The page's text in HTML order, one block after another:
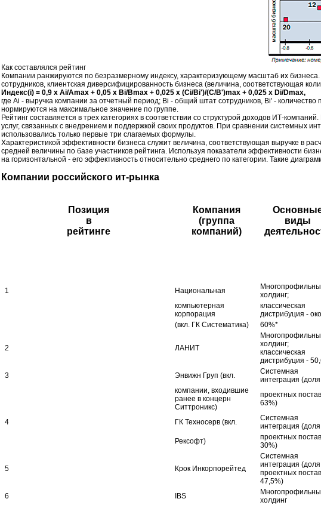
Как составлялся рейтинг
Компании ранжируются по безразмерному индексу, характеризующему масштаб их
сотрудников, клиентская диверсифицированность бизнеса (величина, соответствующая
Индекс(i) = 0,9 х Ai/Amax + 0,05 х Bi/Bmax + 0,025 х (Ci/Bi')/(C/B')max + 0,025 х Di/Dmax,
где Ai - выручка компании за отчетный период; Bi - общий штат сотрудников, Bi' -
нормируются на максимальное значение по группе.
Рейтинг составляется в трех категориях в соответствии со структурой доходов ИТ-
услуг, связанных с внедрением и поддержкой своих продуктов. При сравнении системных
использовались только первые три слагаемых формулы.
Характеристикой эффективности бизнеса служит величина, соответствующая выручке в
средней величины по базе участников рейтинга. Используя показатели эффективности
на горизонтальной - его эффективность относительно среднего по категории. Такие
Компании российского ит-рынка
Позиция
в
рейтинге
Компания
(группа
компаний)
виды
1 Национальная
холдинг;
компьютерная
корпорация
классическая
дистрибуция -
(вкл. ГК Систематика)
60%*
2 ЛАНИТ
холдинг;
классическая
дистрибуция -
3 Энвижн Груп (вкл.
Системная
интеграция (доля
компании, входившие
ранее в концерн
Ситтроникс)
проектных
63%)
4 ГК Техносерв (вкл.
Системная
интеграция (доля
Рексофт)
проектных
30%)
5 Крок Инкорпорейтед
Системная
интеграция (доля
проектных
47,5%)
6 IBS
холдинг